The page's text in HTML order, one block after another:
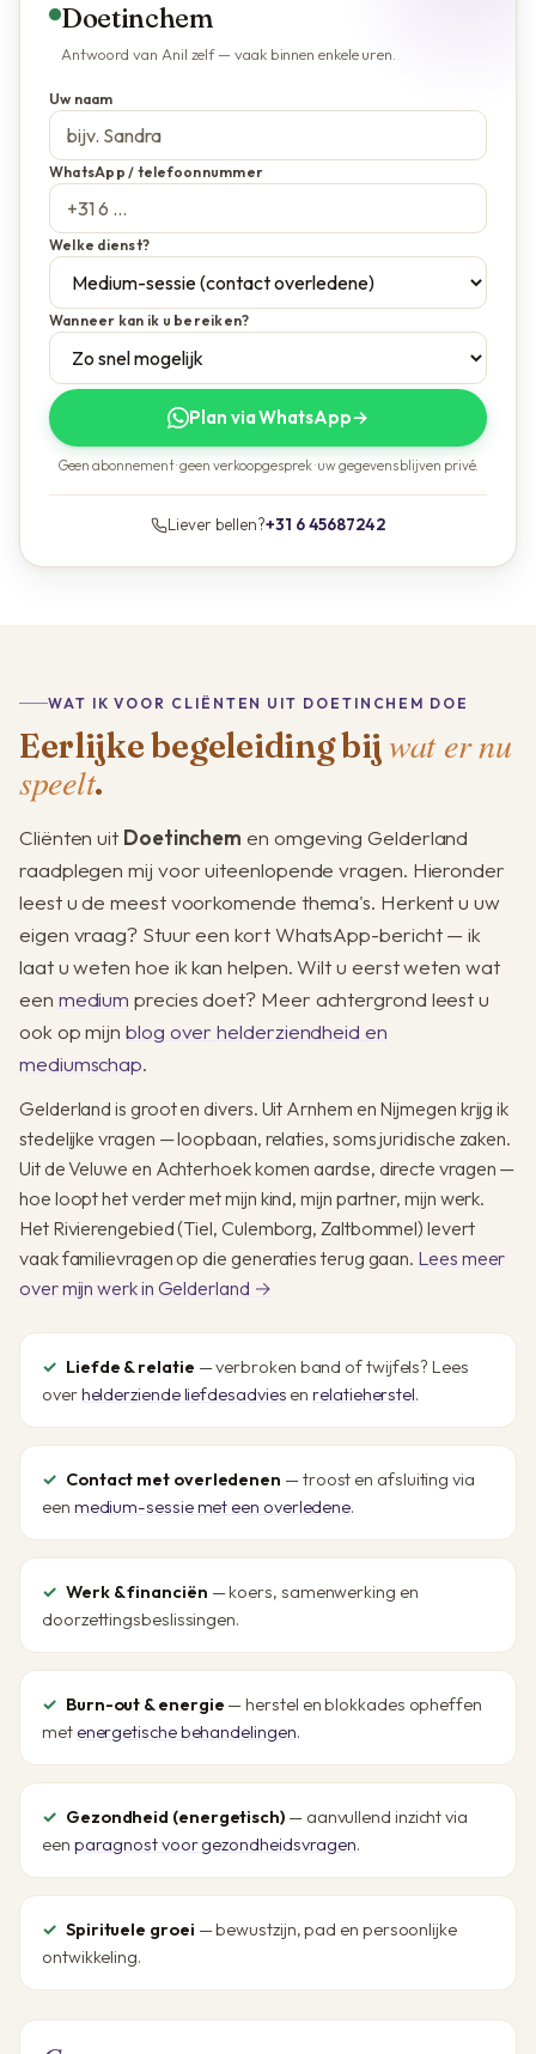
Doetinchem
Antwoord van Anil zelf — vaak binnen enkele uren.
Uw naam
WhatsApp / telefoonnummer
Welke dienst?
Wanneer kan ik u bereiken?
Plan via WhatsApp→
Geen abonnement · geen verkoopgesprek · uw gegevens blijven privé.
Liever bellen?+31 6 45687242
WAT IK VOOR CLIËNTEN UIT DOETINCHEM DOE
Eerlijke begeleiding bij wat er nu
speelt.
Cliënten uit Doetinchem en omgeving Gelderland
raadplegen mij voor uiteenlopende vragen. Hieronder
leest u de meest voorkomende thema's. Herkent u uw
eigen vraag? Stuur een kort WhatsApp-bericht — ik
laat u weten hoe ik kan helpen. Wilt u eerst weten wat
een medium precies doet? Meer achtergrond leest u
ook op mijnblog over helderziendheid en
mediumschap.
Gelderland is groot en divers. Uit Arnhem en Nijmegen krijg ik
stedelijke vragen — loopbaan, relaties, soms juridische zaken.
Uit de Veluwe en Achterhoek komen aardse, directe vragen —
hoe loopt het verder met mijn kind, mijn partner, mijn werk.
Het Rivierengebied (Tiel, Culemborg, Zaltbommel) levert
vaak familievragen op die generaties terug gaan. Lees meer
over mijn werk in Gelderland →
Liefde & relatie — verbroken band of twijfels? Lees
overhelderziende liefdesadvies enrelatieherstel.
Contact met overledenen — troost en afsluiting via
een medium-sessie met een overledene.
Werk & financiën — koers, samenwerking en
doorzettingsbeslissingen.
Burn-out & energie — herstel en blokkades opheffen
met energetische behandelingen.
Gezondheid (energetisch) — aanvullend inzicht via
een paragnost voor gezondheidsvragen.
Spirituele groei — bewustzijn, pad en persoonlijke
ontwikkeling.